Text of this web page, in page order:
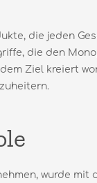
die jeden
die den
Ziel kreiert
wurde mit